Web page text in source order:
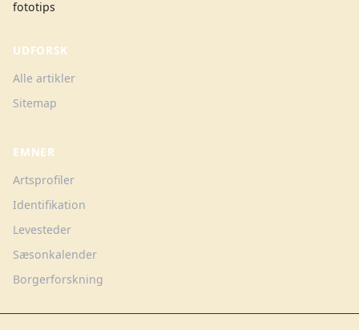
fototips
UDFORSK
Alle artikler
Sitemap
EMNER
Artsprofiler
Identifikation
Levesteder
Sæsonkalender
Borgerforskning